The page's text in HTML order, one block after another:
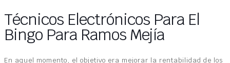
Técnicos Electrónicos Para El
Bingo Para Ramos Mejía
En aquel momento, el objetivo era mejorar la rentabilidad de los